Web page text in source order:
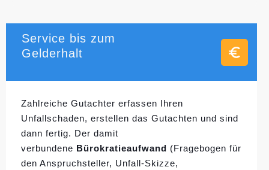
Service bis zum
Gelderhalt
Zahlreiche Gutachter erfassen Ihren
Unfallschaden, erstellen das Gutachten und sind
dann fertig. Der damit
verbundene Bürokratieaufwand (Fragebogen für
den Anspruchsteller, Unfall-Skizze,